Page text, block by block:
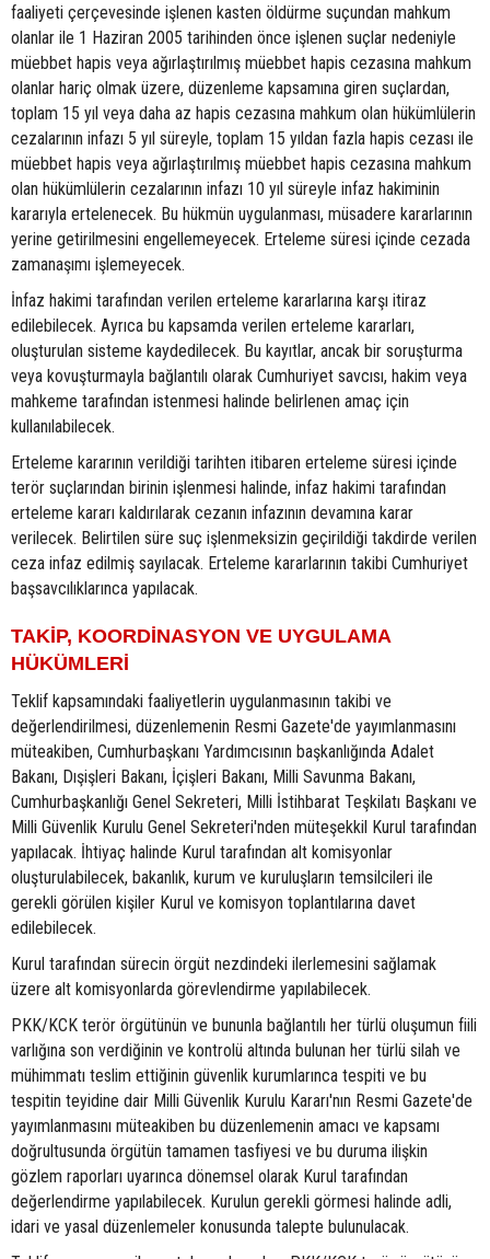
faaliyeti çerçevesinde işlenen kasten öldürme suçundan mahkum
olanlar ile 1 Haziran 2005 tarihinden önce işlenen suçlar nedeniyle
müebbet hapis veya ağırlaştırılmış müebbet hapis cezasına mahkum
olanlar hariç olmak üzere, düzenleme kapsamına giren suçlardan,
toplam 15 yıl veya daha az hapis cezasına mahkum olan hükümlülerin
cezalarının infazı 5 yıl süreyle, toplam 15 yıldan fazla hapis cezası ile
müebbet hapis veya ağırlaştırılmış müebbet hapis cezasına mahkum
olan hükümlülerin cezalarının infazı 10 yıl süreyle infaz hakiminin
kararıyla ertelenecek. Bu hükmün uygulanması, müsadere kararlarının
yerine getirilmesini engellemeyecek. Erteleme süresi içinde cezada
zamanaşımı işlemeyecek.
İnfaz hakimi tarafından verilen erteleme kararlarına karşı itiraz
edilebilecek. Ayrıca bu kapsamda verilen erteleme kararları,
oluşturulan sisteme kaydedilecek. Bu kayıtlar, ancak bir soruşturma
veya kovuşturmayla bağlantılı olarak Cumhuriyet savcısı, hakim veya
mahkeme tarafından istenmesi halinde belirlenen amaç için
kullanılabilecek.
Erteleme kararının verildiği tarihten itibaren erteleme süresi içinde
terör suçlarından birinin işlenmesi halinde, infaz hakimi tarafından
erteleme kararı kaldırılarak cezanın infazının devamına karar
verilecek. Belirtilen süre suç işlenmeksizin geçirildiği takdirde verilen
ceza infaz edilmiş sayılacak. Erteleme kararlarının takibi Cumhuriyet
başsavcılıklarınca yapılacak.
TAKİP, KOORDİNASYON VE UYGULAMA
HÜKÜMLERİ
Teklif kapsamındaki faaliyetlerin uygulanmasının takibi ve
değerlendirilmesi, düzenlemenin Resmi Gazete'de yayımlanmasını
müteakiben, Cumhurbaşkanı Yardımcısının başkanlığında Adalet
Bakanı, Dışişleri Bakanı, İçişleri Bakanı, Milli Savunma Bakanı,
Cumhurbaşkanlığı Genel Sekreteri, Milli İstihbarat Teşkilatı Başkanı ve
Milli Güvenlik Kurulu Genel Sekreteri'nden müteşekkil Kurul tarafından
yapılacak. İhtiyaç halinde Kurul tarafından alt komisyonlar
oluşturulabilecek, bakanlık, kurum ve kuruluşların temsilcileri ile
gerekli görülen kişiler Kurul ve komisyon toplantılarına davet
edilebilecek.
Kurul tarafından sürecin örgüt nezdindeki ilerlemesini sağlamak
üzere alt komisyonlarda görevlendirme yapılabilecek.
PKK/KCK terör örgütünün ve bununla bağlantılı her türlü oluşumun fiili
varlığına son verdiğinin ve kontrolü altında bulunan her türlü silah ve
mühimmatı teslim ettiğinin güvenlik kurumlarınca tespiti ve bu
tespitin teyidine dair Milli Güvenlik Kurulu Kararı'nın Resmi Gazete'de
yayımlanmasını müteakiben bu düzenlemenin amacı ve kapsamı
doğrultusunda örgütün tamamen tasfiyesi ve bu duruma ilişkin
gözlem raporları uyarınca dönemsel olarak Kurul tarafından
değerlendirme yapılabilecek. Kurulun gerekli görmesi halinde adli,
idari ve yasal düzenlemeler konusunda talepte bulunulacak.